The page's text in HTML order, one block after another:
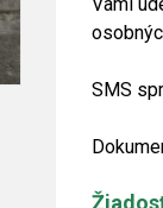
SMS